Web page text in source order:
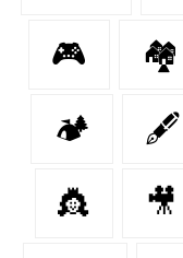
🎮 🏘
🏕️ 🖋
👸 🎥